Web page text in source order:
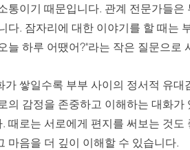
통이기 때문입니다. 관계 전문가들
다. 잠자리에 대한 이야기를 할 때는
늘 하루 어땠어?"라는 작은 질문으
가 쌓일수록 부부 사이의 정서적 유
의 감정을 존중하고 이해하는 대화
때로는 서로에게 편지를 써보는 것
마음을 더 깊이 이해할 수 있습니다.